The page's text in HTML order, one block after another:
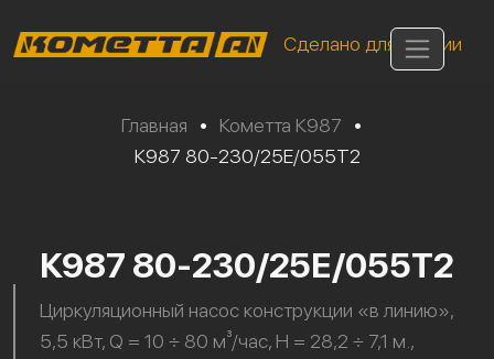
Сделано для России
Главная • Кометта К987
•
К987 80-230/25Е/055Т2
К987 80-230/25Е/055Т2
Циркуляционный насос конструкции «в линию»,
5,5 кВт, Q = 10 ÷ 80 м³/час, H = 28,2 ÷ 7,1 м.,